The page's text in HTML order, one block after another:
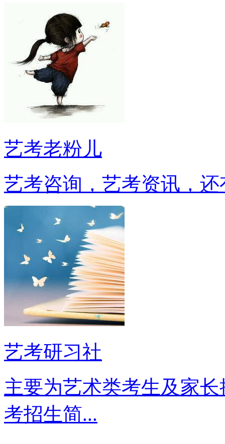
艺考老粉儿
艺考咨询，艺考资讯，
艺考研习社
主要为艺术类考生及家
考招生简...